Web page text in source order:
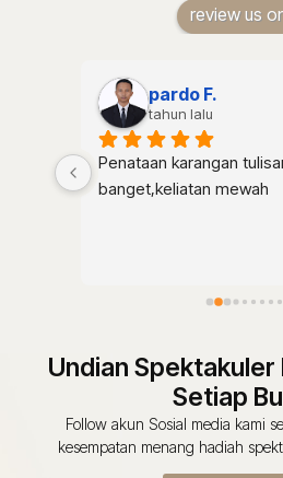
review us
pardo F.
tahun lalu
Penataan karangan
banget,keliatan mewah
Undian
Setiap
Follow akun Sosial media kami
kesempatan menang hadiah